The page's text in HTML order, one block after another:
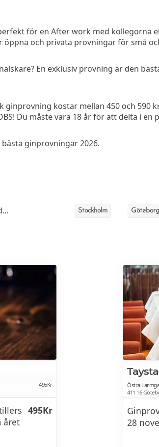
för en After work med kollegorna
och privata provningar för små
En exklusiv provning är den
ginprovning kostar mellan 450 och 590
Du måste vara 18 år för att delta i en
ginprovningar 2026.
Stockholm Göteborg
495Kr
året
495Kr
Östra
411 16
28